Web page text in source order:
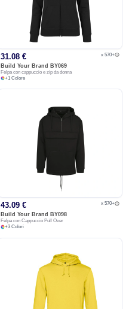
31.08 € x 570+
Build Your Brand BY069
Felpa con cappuccio e zip da donna
+1 Colore
43.09 € x 570+
Build Your Brand BY098
Felpa con Cappuccio Pull Over
+3 Colori